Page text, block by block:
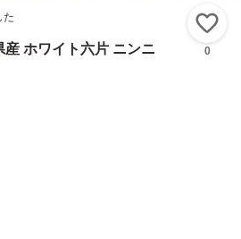
た
産 ホワイト六片 ニンニ
0